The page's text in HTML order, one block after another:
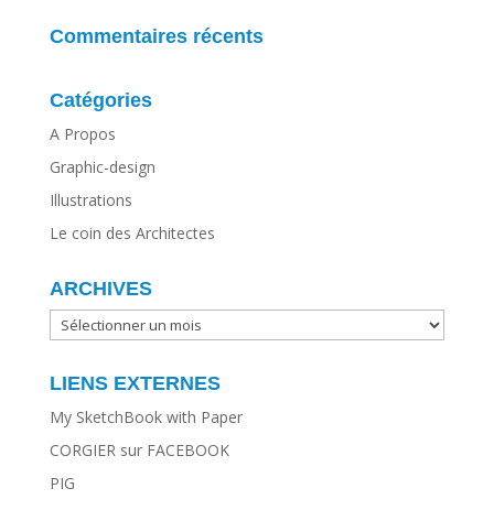
Commentaires récents
Catégories
A Propos
Graphic-design
Illustrations
Le coin des Architectes
ARCHIVES
ARCHIVES
LIENS EXTERNES
My SketchBook with Paper
CORGIER sur FACEBOOK
PIG